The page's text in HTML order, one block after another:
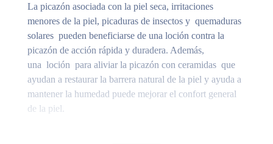
La picazón asociada con la piel seca, irritaciones
menores de la piel, picaduras de insectos y quemaduras
solares pueden beneficiarse de una loción contra la
picazón de acción rápida y duradera. Además,
una loción para aliviar la picazón con ceramidas que
ayudan a restaurar la barrera natural de la piel y ayuda a
mantener la humedad puede mejorar el confort general
de la piel.